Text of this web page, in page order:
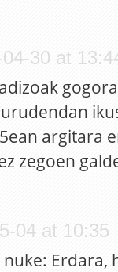
30 at
argitara
zegoen
04 at 10:35
Erdara,